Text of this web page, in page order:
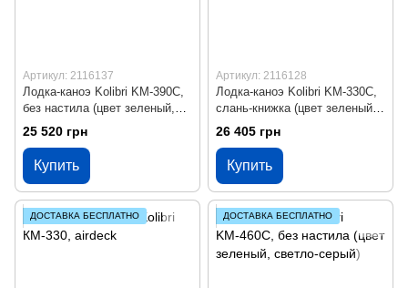
Артикул: 2116137
Лодка-каноэ Kolibri KМ-390С,
без настила (цвет зеленый,
светло-серый)
25 520 грн
Купить
Артикул: 2116128
Лодка-каноэ Kolibri KМ-330С,
слань-книжка (цвет зеленый,
светло-серый)
26 405 грн
Купить
ДОСТАВКА БЕСПЛАТНО ДОСТАВКА БЕСПЛАТНО